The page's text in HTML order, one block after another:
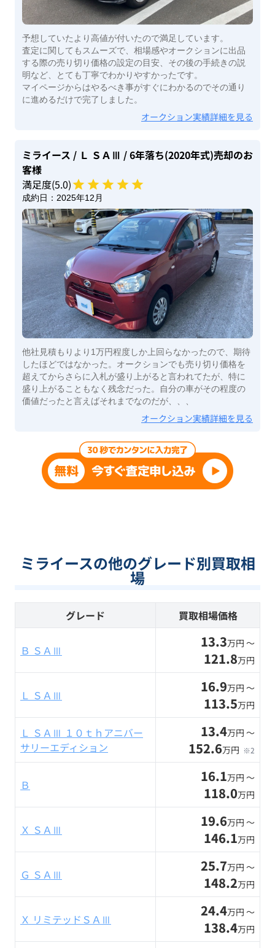
予想していたより高値が付いたので満足しています。
査定に関してもスムーズで、相場感やオークションに出品
する際の売り切り価格の設定の目安、その後の手続きの説
明など、とても丁寧でわかりやすかったです。
マイページからはやるべき事がすぐにわかるのでその通り
に進めるだけで完了しました。
オークション実績詳細を見る
ミライース / Ｌ ＳＡⅢ / 6年落ち(2020年式)売却のお
客様
満足度(5.0)
成約日： 2025年12月
他社見積もりより1万円程度しか上回らなかったので、期待
したほどではなかった。オークションでも売り切り価格を
超えてからさらに入札が盛り上がると言われてたが、特に
盛り上がることもなく残念だった。自分の車がその程度の
価値だったと言えばそれまでなのだが、、、
オークション実績詳細を見る
ミライースの他のグレード別買取相
場
グレード 買取相場価格
Ｂ ＳＡⅢ 13.3万円 〜
121.8万円
Ｌ ＳＡⅢ 16.9万円 〜
113.5万円
Ｌ ＳＡⅢ １０ｔｈアニバー
サリーエディション
13.4万円 〜
152.6万円 ※2
Ｂ 16.1万円 〜
118.0万円
Ｘ ＳＡⅢ 19.6万円 〜
146.1万円
Ｇ ＳＡⅢ 25.7万円 〜
148.2万円
Ｘ リミテッドＳＡⅢ 24.4万円 〜
138.4万円